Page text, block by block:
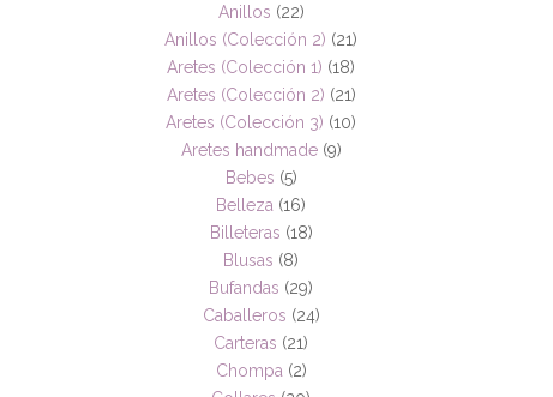
Anillos (22)
Anillos (Colección 2) (21)
Aretes (Colección 1) (18)
Aretes (Colección 2) (21)
Aretes (Colección 3) (10)
Aretes handmade (9)
Bebes (5)
Belleza (16)
Billeteras (18)
Blusas (8)
Bufandas (29)
Caballeros (24)
Carteras (21)
Chompa (2)